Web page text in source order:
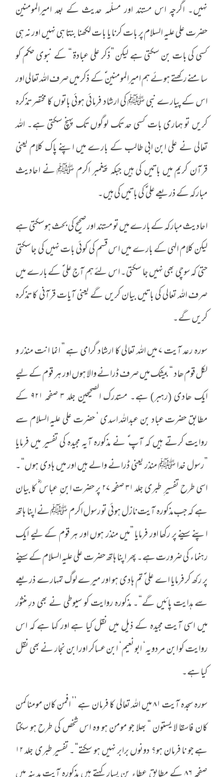
نہیں۔ اگرچہ اس مستند اور مسلّمہ حدیث کے بعد امیرالمومنین
حضرت علی علیہ السلام پر بات کرنا یا بات لکھنا بنتا ہی نہیں اور نہ ہی
کسی کی بات بن سکتی ہے لیکن ”ذکر علی عبادۃ “ کے نبوی حکم کو
سامنے رکھتے ہوئے ہم امیرالمومنین ؑ کے ذکر میں صرف اللہ تعالی اور
اس کے پیارے نبی ﷺ کی ارشاد فرمائی ہوئی باتوں کا مختصر تذکرہ
کریں تو ہماری بات کسی حد تک لوگوں تک پہنچ سکتی ہے۔ اللہ
تعالی نے علی ابن ابی طالب کے بارے میں اپنے پاک کلام یعنی
قرآن کریم میں باتیں کی ہیں جبکہ پیغمبر اکرم ﷺ نے احادیث
مبارکہ کے ذریعے علی ؑ کی باتیں کی ہیں۔
احادیث مبارکہ کے بارے میں تو مستند اور صحیح کی بحث ہوسکتی ہے
لیکن کلام الہی کے بارے میں اس قسم کی کوئی بات نہیں کی جاسکتی
حتی کہ سوچی بھی نہیں جا سکتی۔ اس لئے ہم آج علی ؑ کے بارے میں
صرف اللہ تعالی کی باتیں بیان کریں گے یعنی آیات قرآنی کا تذکرہ
کریں گے۔
سورہ رعد آیت ۷ میں اللہ تعالی کا ارشاد گرامی ہے ” انما انت منذر و
لکل قوم ھاد “ بیشک میں صرف ڈرانے والا ہوں اور ہر قوم کے لیے
ایک ھادی (رہبر) ہے۔ مستدرک الصحیحین جلد ۳ صفحہ ۹۲۱ کے
مطابق حضرت عباد بن عبداللہ اسدی ‘ حضرت علی علیہ السلام سے
روایت کرتے ہیں کہ آپ ؑ نے مذکورہ آیہ مجیدہ کی تفسیر میں فرمایا
”رسول خدا ﷺ منذر یعنی ڈرانے والے ہیں اور میں ہادی ہوں“۔
اسی طرح تفسیر ِ طبری جلد ۳۱ صفحہ ۲۷ پر حضرت ابن ِ عباس ؓ کا بیان
ہے کہ جب مذکورہ آیت نازل ہوئی تو رسول اکرم ﷺ نے اپنا ہاتھ
اپنے سینے پر رکھا اور فرمایا ”میں منذر ہوں اور ہر قوم کے لیے ایک
رہنماء کی ضرورت ہے۔ پھر اپنا ہاتھ حضرت علی علیہ السلام کے سینے
پر رکھ کر فرمایا اے علی ؑ تم ہادی ہو اور میرے لوگ تمہارے ذریعے
سے ہدایت پائیں گے“۔ مذکورہ روایت کو سیوطی نے بھی درِ منثور
میں اسی آیت مجیدہ کے ذیل میں نقل کیا ہے اور کہا ہے کہ اس
روایت کو ابن مردویہ‘ ابو نعیم‘ ابن عساکر اور ابن نجار نے بھی نقل
کیا ہے۔
سورہ سجدہ آیت ۸۱ میں اللہ تعالی کا فرمان ہے ’’ افمن کان مومناکمن
کان فاسقا لا یستون “ بھلا جو مومن ہو وہ اس شخص کی طرح ہو سکتا
ہے جو نا فرمان ہو؟ دونوں برابر نہیں ہو سکتے“۔ تفسیر طبری جلد ۱۲